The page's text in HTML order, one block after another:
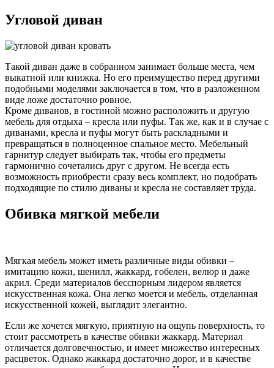
Угловой диван
Такой диван даже в собранном занимает больше места, чем
выкатной или книжка. Но его преимущество перед другими
подобными моделями заключается в том, что в разложенном
виде ложе достаточно ровное.
Кроме диванов, в гостиной можно расположить и другую
мебель для отдыха – кресла или пуфы. Так же, как и в случае с
диванами, кресла и пуфы могут быть раскладными и
превращаться в полноценное спальное место. Мебельный
гарнитур следует выбирать так, чтобы его предметы
гармонично сочетались друг с другом. Не всегда есть
возможность приобрести сразу весь комплект, но подобрать
подходящие по стилю диваны и кресла не составляет труда.
Обивка мягкой мебели
Мягкая мебель может иметь различные виды обивки –
имитацию кожи, шенилл, жаккард, гобелен, велюр и даже
акрил. Среди материалов бесспорным лидером является
искусственная кожа. Она легко моется и мебель, отделанная
искусственной кожей, выглядит элегантно.
Если же хочется мягкую, приятную на ощупь поверхность, то
стоит рассмотреть в качестве обивки жаккард. Материал
отличается долговечностью, и имеет множество интересных
расцветок. Однако жаккард достаточно дорог, и в качестве